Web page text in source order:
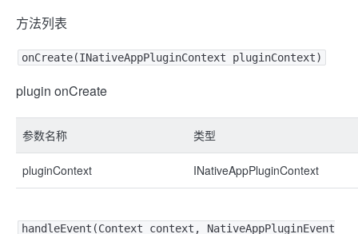
方法列表
onCreate(INativeAppPluginContext pluginContext)
plugin onCreate
参数名称 类型
pluginContext INativeAppPluginContext
handleEvent(Context context, NativeAppPluginEvent